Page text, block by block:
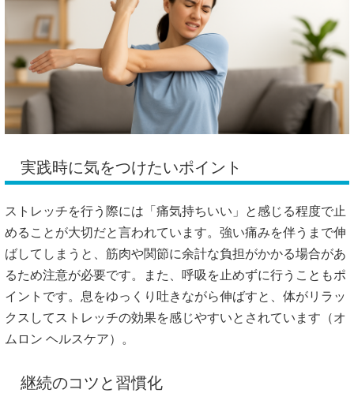
実践時に気をつけたいポイント
ストレッチを行う際には「痛気持ちいい」と感じる程度で止
めることが大切だと言われています。強い痛みを伴うまで伸
ばしてしまうと、筋肉や関節に余計な負担がかかる場合があ
るため注意が必要です。また、呼吸を止めずに行うこともポ
イントです。息をゆっくり吐きながら伸ばすと、体がリラッ
クスしてストレッチの効果を感じやすいとされています（オ
ムロン ヘルスケア）。
継続のコツと習慣化